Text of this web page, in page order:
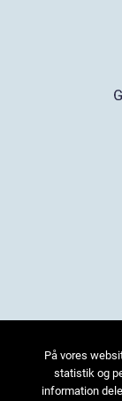
På vores
statistik og
information